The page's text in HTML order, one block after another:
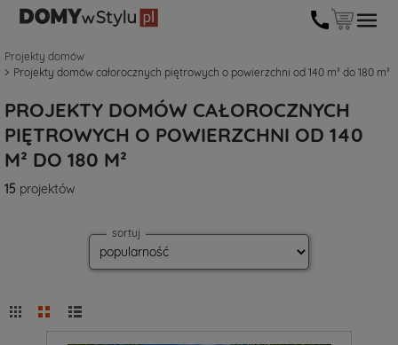
Projekty domów
Projekty domów całorocznych piętrowych o powierzchni od 140 m² do 180 m²
PROJEKTY DOMÓW CAŁOROCZNYCH
PIĘTROWYCH O POWIERZCHNI OD 140
M² DO 180 M²
15 projektów
sortuj